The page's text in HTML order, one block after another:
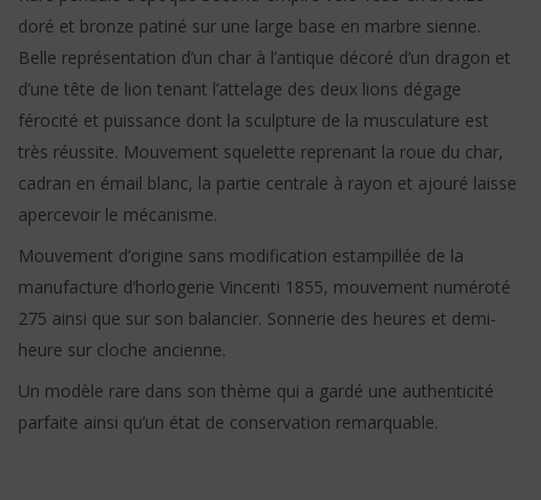
doré et bronze patiné sur une large base en marbre sienne.
Belle représentation d’un char à l’antique décoré d’un dragon et
d’une tête de lion tenant l’attelage des deux lions dégage
férocité et puissance dont la sculpture de la musculature est
très réussite. Mouvement squelette reprenant la roue du char,
cadran en émail blanc, la partie centrale à rayon et ajouré laisse
apercevoir le mécanisme.
Mouvement d’origine sans modification estampillée de la
manufacture d’horlogerie Vincenti 1855, mouvement numéroté
275 ainsi que sur son balancier. Sonnerie des heures et demi-
heure sur cloche ancienne.
Un modèle rare dans son thème qui a gardé une authenticité
parfaite ainsi qu’un état de conservation remarquable.